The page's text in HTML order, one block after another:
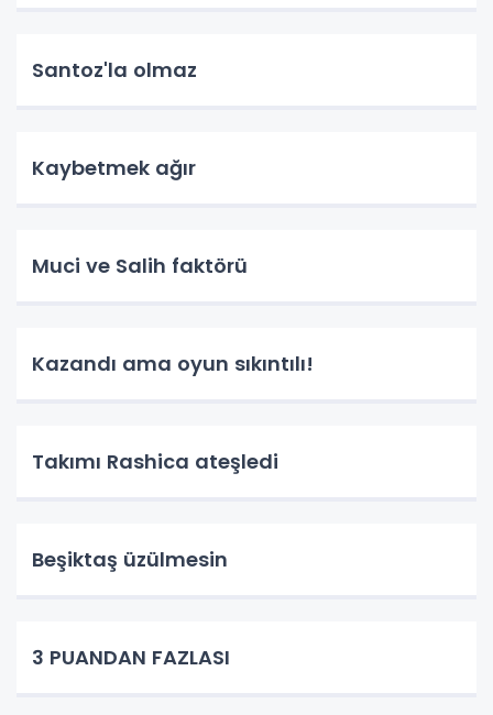
Santoz'la olmaz
Kaybetmek ağır
Muci ve Salih faktörü
Kazandı ama oyun sıkıntılı!
Takımı Rashica ateşledi
Beşiktaş üzülmesin
3 PUANDAN FAZLASI